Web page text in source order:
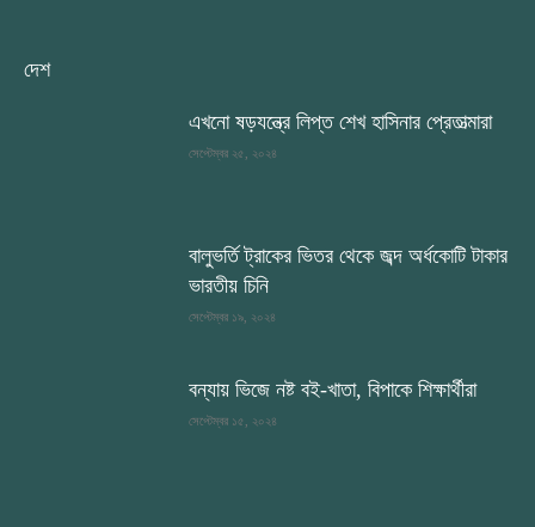
দেশ
এখনো ষড়যন্ত্রে লিপ্ত শেখ হাসিনার প্রেতাত্মারা
সেপ্টেম্বর ২৫, ২০২৪
বালুভর্তি ট্রাকের ভিতর থেকে জব্দ অর্ধকোটি টাকার
ভারতীয় চিনি
সেপ্টেম্বর ১৯, ২০২৪
বন্যায় ভিজে নষ্ট বই-খাতা, বিপাকে শিক্ষার্থীরা
সেপ্টেম্বর ১৫, ২০২৪